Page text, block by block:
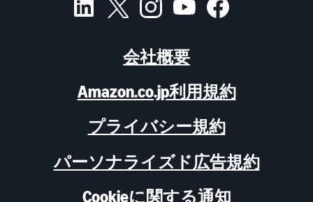
会社概要
Amazon.co.jp利用規約
プライバシー規約
パーソナライズド広告規約
Cookieに関する通知